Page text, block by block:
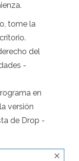
tome la
del
-
en
versión
de Drop -